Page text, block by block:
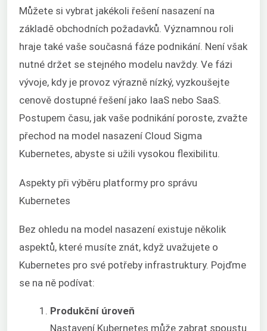
Můžete si vybrat jakékoli řešení nasazení na
základě obchodních požadavků. Významnou roli
hraje také vaše současná fáze podnikání. Není však
nutné držet se stejného modelu navždy. Ve fázi
vývoje, kdy je provoz výrazně nízký, vyzkoušejte
cenově dostupné řešení jako IaaS nebo SaaS.
Postupem času, jak vaše podnikání poroste, zvažte
přechod na model nasazení Cloud Sigma
Kubernetes, abyste si užili vysokou flexibilitu.
Aspekty při výběru platformy pro správu
Kubernetes
Bez ohledu na model nasazení existuje několik
aspektů, které musíte znát, když uvažujete o
Kubernetes pro své potřeby infrastruktury. Pojďme
se na ně podívat:
Produkční úroveň
Nastavení Kubernetes může zabrat spoustu